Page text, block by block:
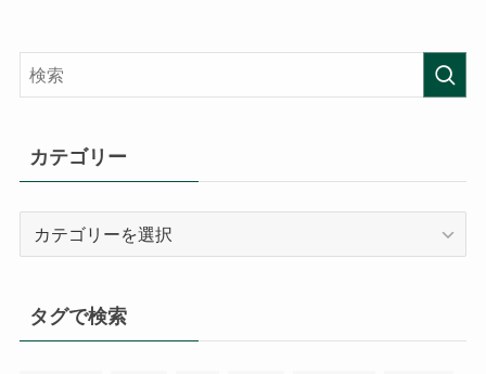
カテゴリー
ー
タグで検索